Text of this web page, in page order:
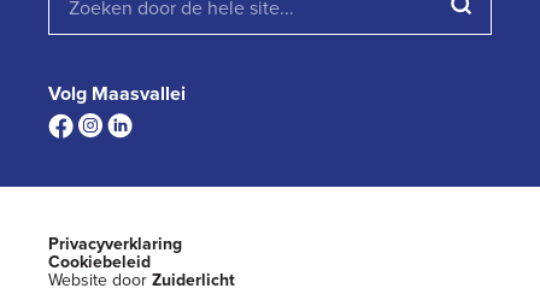
Volg Maasvallei
Privacyverklaring
Cookiebeleid
Website door Zuiderlicht